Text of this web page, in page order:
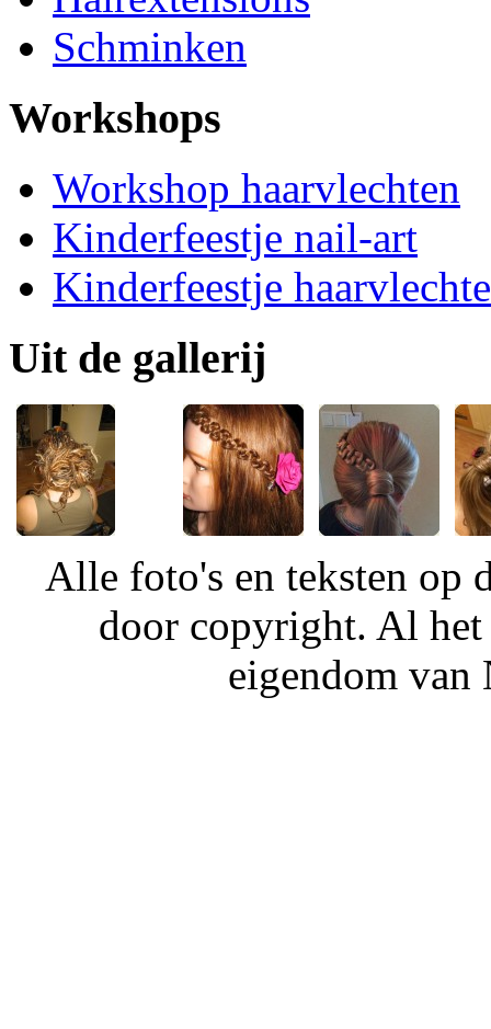
Schminken
Workshops
Workshop haarvlechten
Kinderfeestje nail-art
Kinderfeestje
Uit de gallerij
Alle foto's en teksten op
door copyright. Al het
eigendom